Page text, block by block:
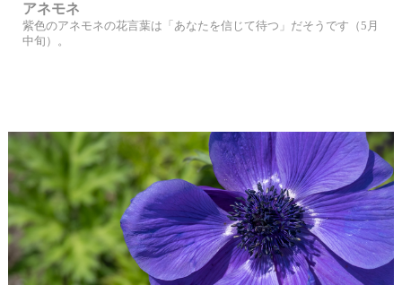
アネモネ
紫色のアネモネの花言葉は「あなたを信じて待つ」だそうです（5月
中旬）。